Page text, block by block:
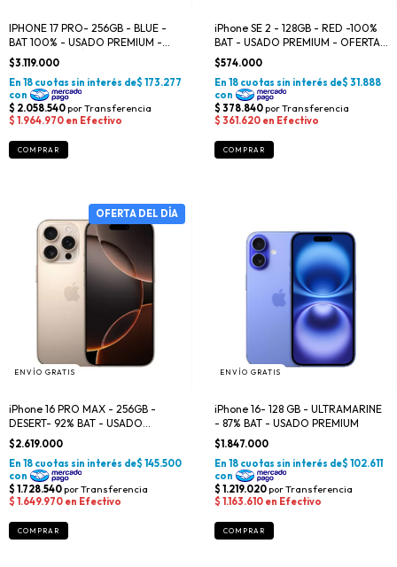
IPHONE 17 PRO- 256GB - BLUE -
BAT 100% - USADO PREMIUM -
OFERTA DEL DÍA
$3.119.000
iPhone SE 2 - 128GB - RED -100%
BAT - USADO PREMIUM - OFERTA
DEL DÍA
$574.000
ENVÍO GRATIS
iPhone 16 PRO MAX - 256GB -
DESERT- 92% BAT - USADO
PREMIUM
$2.619.000
ENVÍO GRATIS
iPhone 16- 128 GB - ULTRAMARINE
- 87% BAT - USADO PREMIUM
$1.847.000